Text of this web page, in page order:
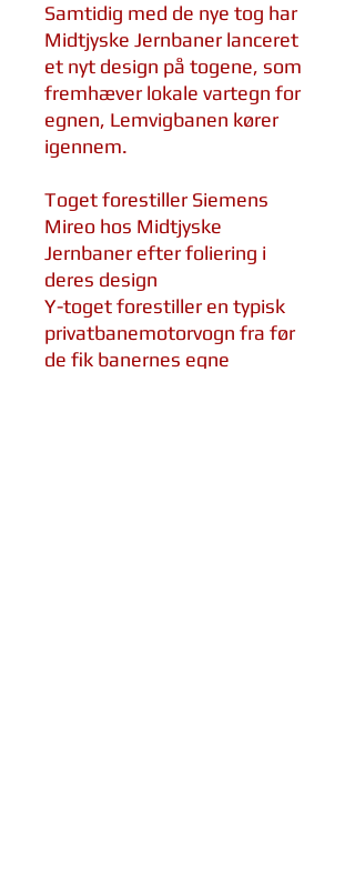
Samtidig med de nye tog har
Midtjyske Jernbaner lanceret
et nyt design på togene, som
fremhæver lokale vartegn for
egnen, Lemvigbanen kører
igennem.
Toget forestiller Siemens
Mireo hos Midtjyske
Jernbaner efter foliering i
deres design
Y-toget forestiller en typisk
privatbanemotorvogn fra før
de fik banernes egne